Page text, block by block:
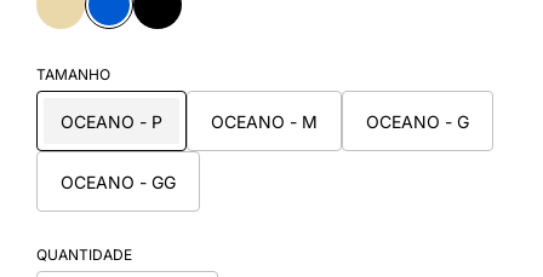
TAMANHO
OCEANO - P OCEANO - M OCEANO - G
OCEANO - GG
QUANTIDADE